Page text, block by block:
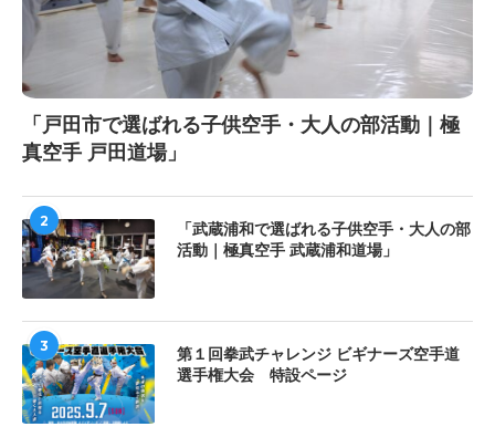
「戸田市で選ばれる子供空手・大人の部活動｜極
真空手 戸田道場」
2
「武蔵浦和で選ばれる子供空手・大人の部
活動｜極真空手 武蔵浦和道場」
3
第１回拳武チャレンジ ビギナーズ空手道
選手権大会 特設ページ